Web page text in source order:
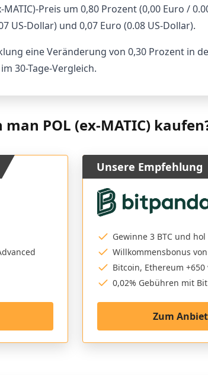
Preis um 0,80 Prozent (0,00 Euro /
US-Dollar) und 0,07 Euro (0.08 US-Dollar).
eine Veränderung von 0,30 Prozent in
30-Tage-Vergleich.
POL (ex-MATIC)
Unsere Empfehlung
Gewinne 3 BTC und
Willkommensbonus
Bitcoin, Ethereum
0,02% Gebühren mit
Zum